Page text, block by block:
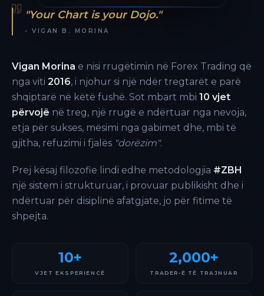
"Your Chart is your Dojo."
- VIGAN B. MORINA
Vigan Morina e nisi rrugëtimin në Forex Trading që
nga viti 2016, i njohur si një ndër tregtarët e parë
shqiptarë në këtë fushë. Sot mbart mbi 10 vjet
përvojë në treg, një rrugë e ndërtuar nga nevoja,
etja për sukses, mësimi nga gabimet dhe, mbi të
gjitha, refuzimi i fjalës "dorëzim".
Prej kësaj filozofie lindi edhe metodologjia #ZBH
një sistem i strukturuar, i provuar publikisht dhe i
ndërtuar për disiplinë afatgjate, jo për fitime të
shpejta.
10+
VJET EKSPERIENCË
2,000+
TRADER-Ë TË TRAJNUAR